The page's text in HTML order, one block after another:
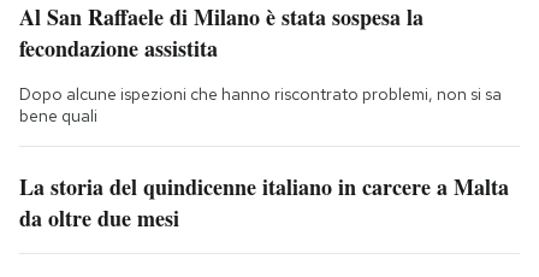
Al San Raffaele di Milano è stata sospesa la
fecondazione assistita
Dopo alcune ispezioni che hanno riscontrato problemi, non si sa
bene quali
La storia del quindicenne italiano in carcere a Malta
da oltre due mesi